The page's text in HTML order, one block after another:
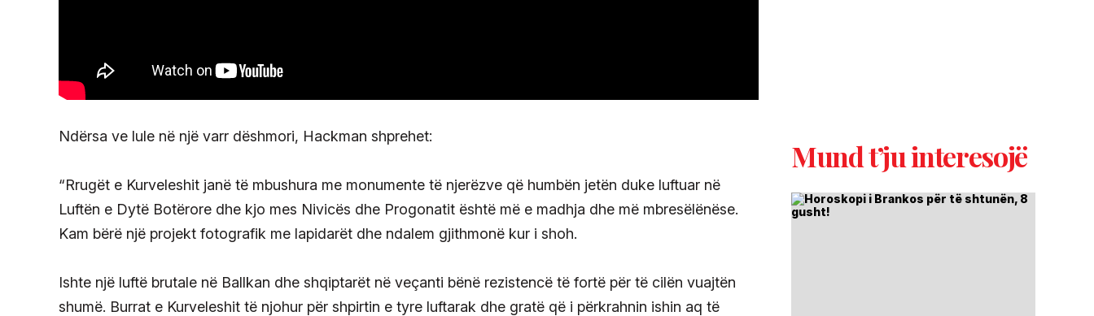
Ndërsa ve lule në një varr dëshmori, Hackman shprehet:
“Rrugët e Kurveleshit janë të mbushura me monumente të njerëzve që humbën jetën duke luftuar në
Luftën e Dytë Botërore dhe kjo mes Nivicës dhe Progonatit është më e madhja dhe më mbresëlënëse.
Kam bërë një projekt fotografik me lapidarët dhe ndalem gjithmonë kur i shoh.
Ishte një luftë brutale në Ballkan dhe shqiptarët në veçanti bënë rezistencë të fortë për të cilën vuajtën
shumë. Burrat e Kurveleshit të njohur për shpirtin e tyre luftarak dhe gratë që i përkrahnin ishin aq të
Mund t’ju interesojë